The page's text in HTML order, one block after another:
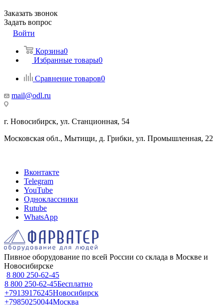
Заказать звонок
Задать вопрос
Войти
Корзина0
Избранные товары0
Сравнение товаров0
mail@odl.ru
г. Новосибирск, ул. Станционная, 54
Московская обл., Мытищи, д. Грибки, ул. Промышленная, 22
Вконтакте
Telegram
YouTube
Одноклассники
Rutube
WhatsApp
Пивное оборудование по всей России со склада в Москве и
Новосибирске
8 800 250-62-45
8 800 250-62-45Бесплатно
+79139176245Новосибирск
+79850250044Москва